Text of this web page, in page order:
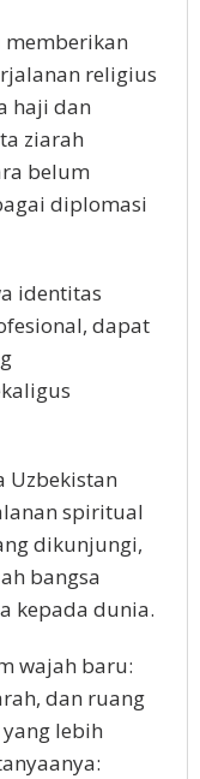
memberikan
religius
haji dan
ziarah
belum
diplomasi
identitas
dapat
Uzbekistan
spiritual
dikunjungi,
bangsa
kepada dunia.
wajah baru:
dan ruang
lebih